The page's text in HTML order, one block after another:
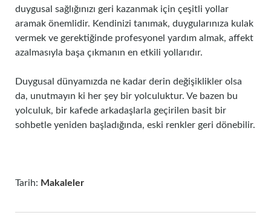
duygusal sağlığınızı geri kazanmak için çeşitli yollar
aramak önemlidir. Kendinizi tanımak, duygularınıza kulak
vermek ve gerektiğinde profesyonel yardım almak, affekt
azalmasıyla başa çıkmanın en etkili yollarıdır.
Duygusal dünyamızda ne kadar derin değişiklikler olsa
da, unutmayın ki her şey bir yolculuktur. Ve bazen bu
yolculuk, bir kafede arkadaşlarla geçirilen basit bir
sohbetle yeniden başladığında, eski renkler geri dönebilir.
Tarih: Makaleler